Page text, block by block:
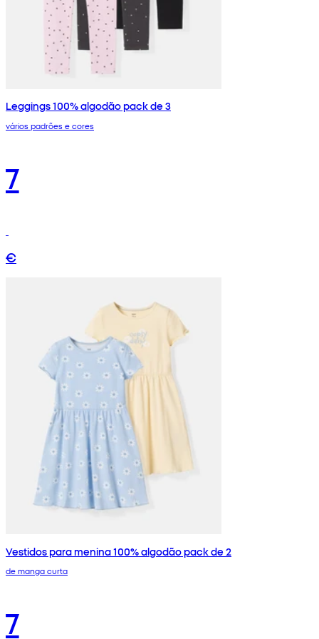
Leggings 100% algodão pack de 3
vários padrões e cores
7
€
Vestidos para menina 100% algodão pack de 2
de manga curta
7